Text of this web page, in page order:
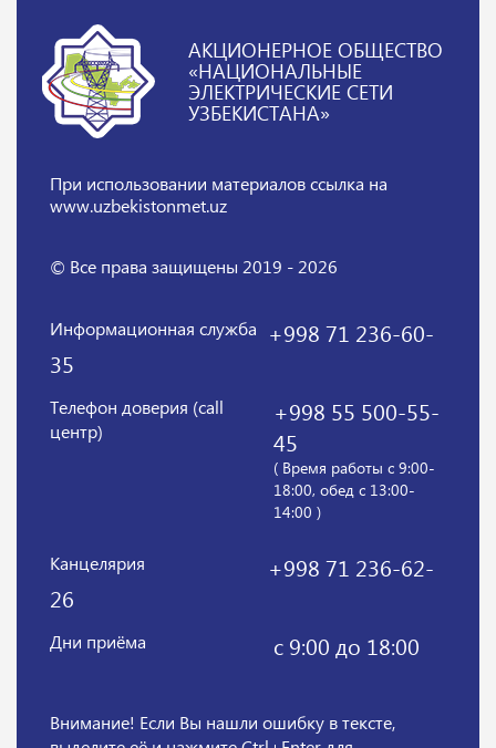
АКЦИОНЕРНОЕ ОБЩЕСТВО
«НАЦИОНАЛЬНЫЕ
ЭЛЕКТРИЧЕСКИЕ СЕТИ
УЗБЕКИСТАНА»
При использовании материаловссылка на
www.uzbekistonmet.uz
© Все права защищены 2019 - 2026
Информационная служба
+998 71 236-60-
35
Телефон доверия (call
центр)
+998 55 500-55-
45
( Время работы с 9:00-
18:00, обед с 13:00-
14:00 )
Канцелярия
+998 71 236-62-
26
Дни приёма с 9:00 до 18:00
Внимание! Если Вы нашли ошибку в тексте,